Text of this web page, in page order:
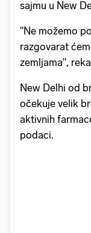
sajmu u New
"Ne možemo
razgovarat
zemljama",
New Delhi od
očekuje velik
aktivnih
podaci.